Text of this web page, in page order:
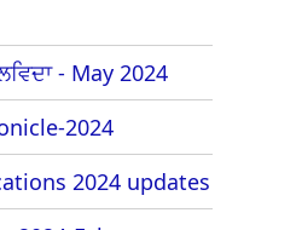
- May 2024
2024
2024 updates